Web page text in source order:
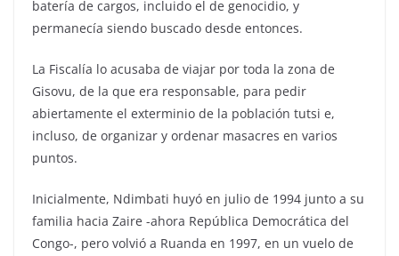
batería de cargos, incluido el de genocidio, y
permanecía siendo buscado desde entonces.
La Fiscalía lo acusaba de viajar por toda la zona de
Gisovu, de la que era responsable, para pedir
abiertamente el exterminio de la población tutsi e,
incluso, de organizar y ordenar masacres en varios
puntos.
Inicialmente, Ndimbati huyó en julio de 1994 junto a su
familia hacia Zaire -ahora República Democrática del
Congo-, pero volvió a Ruanda en 1997, en un vuelo de